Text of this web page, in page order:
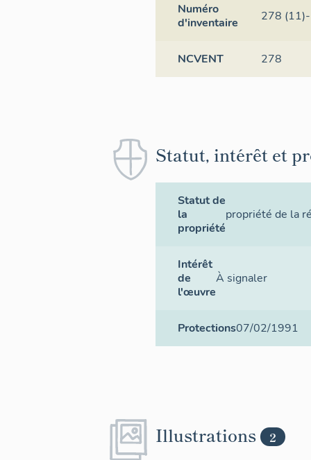
Numéro
d'inventaire
278
NCVENT 278
Statut, intérêt et
Statut de
la
propriété
propriété de la
Intérêt
de
l'œuvre
À signaler
Protections07/02/1991
Illustrations 2